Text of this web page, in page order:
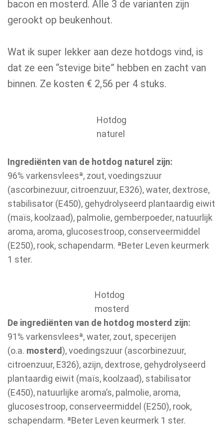
bacon en mosterd. Alle 3 de varianten zijn
gerookt op beukenhout.
Wat ik super lekker aan deze hotdogs vind, is
dat ze een “stevige bite” hebben en zacht van
binnen. Ze kosten € 2,56 per 4 stuks.
Hotdog
naturel
Ingrediënten van de hotdog naturel zijn:
96% varkensvleesª, zout, voedingszuur
(ascorbinezuur, citroenzuur, E326), water, dextrose,
stabilisator (E450), gehydrolyseerd plantaardig eiwit
(maïs, koolzaad), palmolie, gemberpoeder, natuurlijk
aroma, aroma, glucosestroop, conserveermiddel
(E250), rook, schapendarm. ªBeter Leven keurmerk
1 ster.
Hotdog
mosterd
De ingrediënten van de hotdog mosterd zijn:
91% varkensvleesª, water, zout, specerijen
(o.a. mosterd), voedingszuur (ascorbinezuur,
citroenzuur, E326), azijn, dextrose, gehydrolyseerd
plantaardig eiwit (maïs, koolzaad), stabilisator
(E450), natuurlijke aroma’s, palmolie, aroma,
glucosestroop, conserveermiddel (E250), rook,
schapendarm. ªBeter Leven keurmerk 1 ster.